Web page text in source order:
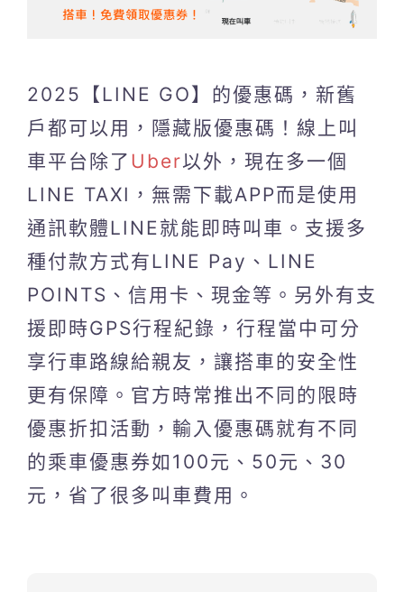
2025【LINE GO】的優惠碼，新舊
戶都可以用，隱藏版優惠碼！線上叫
車平台除了 Uber以外，現在多一個
LINE TAXI，無需下載APP而是使用
通訊軟體LINE就能即時叫車。支援多
種付款方式有LINE Pay、LINE
POINTS、信用卡、現金等。另外有支
援即時GPS行程紀錄，行程當中可分
享行車路線給親友，讓搭車的安全性
更有保障。官方時常推出不同的限時
優惠折扣活動，輸入優惠碼就有不同
的乘車優惠券如100元、50元、30
元，省了很多叫車費用。